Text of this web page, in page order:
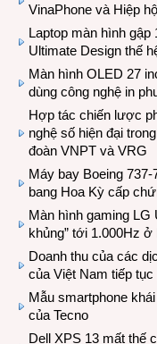
VinaPhone và Hiệp
Laptop màn hình gập
Ultimate Design thế
Màn hình OLED 27
dùng công nghệ in
Hợp tác chiến lược
nghệ số hiện đại
đoàn VNPT và VRG
Máy bay Boeing
bang Hoa Kỳ cấp
Màn hình gaming LG
khủng” tới 1.000Hz ở
Doanh thu của các
của Việt Nam tiếp tục
Mẫu smartphone
của Tecno
Dell XPS 13 mất thế